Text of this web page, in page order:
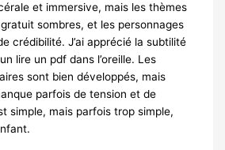
et immersive, mais les thèmes
sombres, et les personnages
crédibilité. J’ai apprécié la subtilité
lire un pdf dans l’oreille. Les
sont bien développés, mais
parfois de tension et de
simple, mais parfois trop simple,